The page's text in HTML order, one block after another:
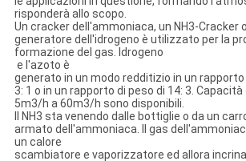
risponderà allo scopo.
Un cracker dell'ammoniaca, un NH3-Cracker
generatore dell'idrogeno è utilizzato per la
formazione del gas. Idrogeno
e l'azoto è
generato in un modo redditizio in un rapporto
3: 1 o in un rapporto di peso di 14: 3. Capacità
5m3/h a 60m3/h sono disponibili.
Il NH3 sta venendo dalle bottiglie o da un
armato dell'ammoniaca. Il gas
un calore
scambiatore e vaporizzatore ed allora